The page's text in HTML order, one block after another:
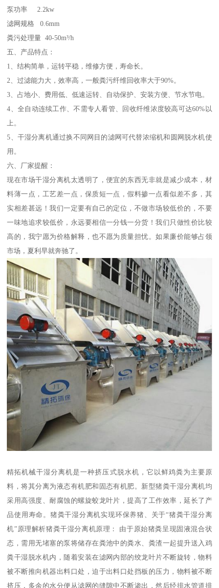
泵功率 2.2kw
滤网规格 0.6mm
粪污处理量 40-50m³/h
五、产品特点：
1、结构简单，运转平稳，维修方便，寿命长。
2、过滤能力大，效率高，一般粪污纤维回收率大于90%。
3、占地小、费用低、低速运转、自动保护、安装方便、节水节电。
4、全自动连续工作、不需专人看管、回收纤维浓度较高可达60%以
上。
5、干湿分离机通过换不同网目的滤网可代替浓缩机和圆网脱水机使
用。
六、厂家提醒：
现在市场干湿分离机太透明了，便宜的东西无非就是减少成本，材
料薄一点，工艺差一点，保质短一点，假料掺一点看似差不多，其
实相差甚远！我们一定要有自己的定位，不做市场较低价的，不要
一味地追求较低价，永远要相信一分钱一分货！我们只做性价比较
高的，我宁愿为价格解释，也不愿为质量担忧。如果廉价能够占领
市场，夏利早就奔驰了。
精拓机械干湿分离机是一种挤压式脱水机，它以鲜鸡粪为主要原
料，将其分离为液态有机肥和固态有机肥。新型猪粪干湿分离机均
采用高强度、耐腐蚀的螺旋蛟龙叶片，提高了工作效率，延长了产
品使用寿命。猪粪干湿分离机实现环保养猪、关于“猪粪干湿分离
机”原理解析猪粪干湿分离机原理： 由于原始猪粪呈现固液混合状
态，需用无堵塞的泵将储存在粪池中的粪水、粪渣一起提升送入鸡
粪干湿脱水机内，随着安装在滤网内部的绞龙叶片不断旋转，物料
被不断推向机器出料口处，迫于出料口处挡板的压力，物料被不断
挤压，多余的水分便从滤网的缝隙中不断渗出，然后经排水管道排